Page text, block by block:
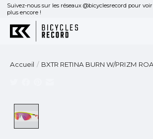
Suivez-nous sur les réseaux @bicyclesrecord pour
plus encore !
Accueil / BXTR RETINA BURN W/PRIZM